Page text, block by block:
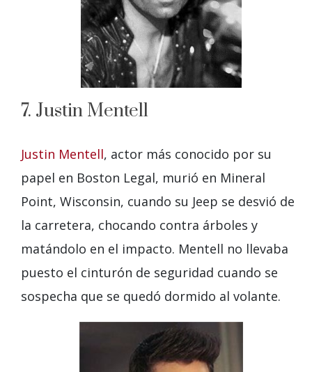
7. Justin Mentell
Justin Mentell, actor más conocido por su
papel en Boston Legal, murió en Mineral
Point, Wisconsin, cuando su Jeep se desvió de
la carretera, chocando contra árboles y
matándolo en el impacto. Mentell no llevaba
puesto el cinturón de seguridad cuando se
sospecha que se quedó dormido al volante.